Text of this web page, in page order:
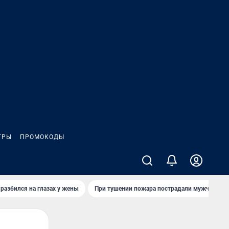
ПРОМОКОДЫ
на глазах у жены При тушении пожара пострадали мужчины